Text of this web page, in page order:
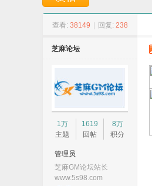
查看: 38149 回复: 238
芝麻论坛
1万
主题
1619
回帖
8万
积分
管理员
芝麻GM论坛站长
www.5s98.com